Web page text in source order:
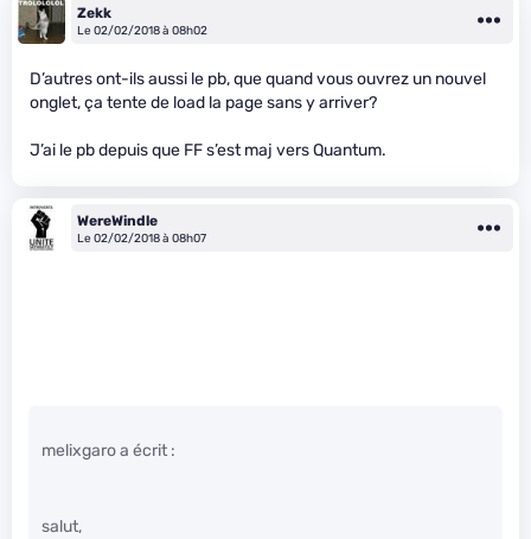
Zekk
Le 02/02/2018 à 08h02
D’autres ont-ils aussi le pb, que quand vous ouvrez un nouvel
onglet, ça tente de load la page sans y arriver?
J’ai le pb depuis que FF s’est maj vers Quantum.
WereWindle
Le 02/02/2018 à 08h07
melixgaro a écrit :
salut,